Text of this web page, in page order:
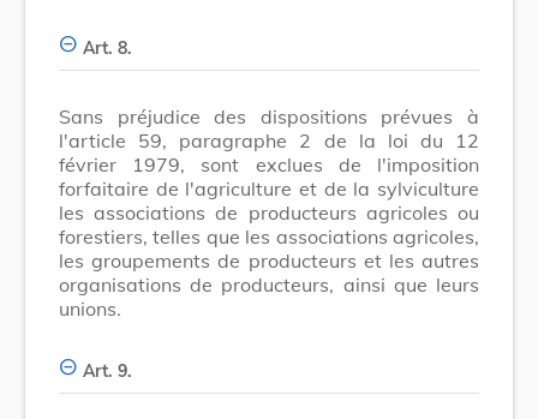
Art. 8.
Sans préjudice des dispositions prévues à
l'article 59, paragraphe 2 de la loi du 12
février 1979, sont exclues de l'imposition
forfaitaire de l'agriculture et de la sylviculture
les associations de producteurs agricoles ou
forestiers, telles que les associations agricoles,
les groupements de producteurs et les autres
organisations de producteurs, ainsi que leurs
unions.
Art. 9.